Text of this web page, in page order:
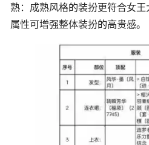
熟：成熟风格的装扮更符合女
属性可增强整体装扮的高贵感。